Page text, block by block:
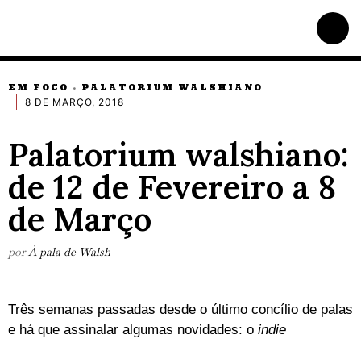
EM FOCO · PALATORIUM WALSHIANO
8 DE MARÇO, 2018
Palatorium walshiano:
de 12 de Fevereiro a 8
de Março
porÀ pala de Walsh
Três semanas passadas desde o último concílio de palas
e há que assinalar algumas novidades: o indie